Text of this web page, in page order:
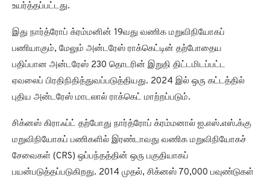
உயர்த்தப்பட்டது.
இது நார்த்ரோப் க்ரம்மனின் 19வது வணிக மறுவிநியோகப்
பணியாகும், மேலும் அன்டரேஸ் ராக்கெட்டின் தற்போதைய
பதிப்பான அன்டரேஸ் 230 தொடரின் இறுதி திட்டமிடப்பட்ட
ஏவலைப் பிரதிநிதித்துவப்படுத்தியது. 2024 இல் ஒரு கட்டத்தில்
புதிய அன்டரேஸ் மாடலால் ராக்கெட் மாற்றப்படும்.
சிக்னஸ் கிராஃப்ட் தற்போது நார்த்ரோப் க்ரம்மனால் ஐ.எஸ்.எஸ்.க்கு
மறுவிநியோகப் பணிகளில் இரண்டாவது வணிக மறுவிநியோகச்
சேவைகள் (CRS) ஒப்பந்தத்தின் ஒரு பகுதியாகப்
பயன்படுத்தப்படுகிறது. 2014 முதல், சிக்னஸ் 70,000 பவுண்டுகள்